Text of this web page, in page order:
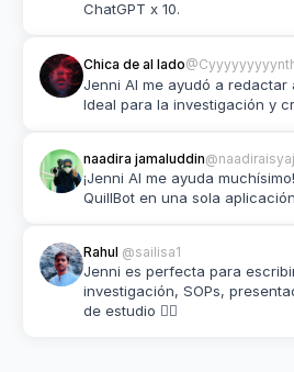
ChatGPT x 10.
Chica de al lado
Jenni AI me ayudó a redactar
Ideal para la investigación y
naadira jamaluddin
¡Jenni AI me ayuda
QuillBot en una sola
Rahul @sailisa1
Jenni es perfecta para
investigación, SOPs,
de estudio 👌🏽